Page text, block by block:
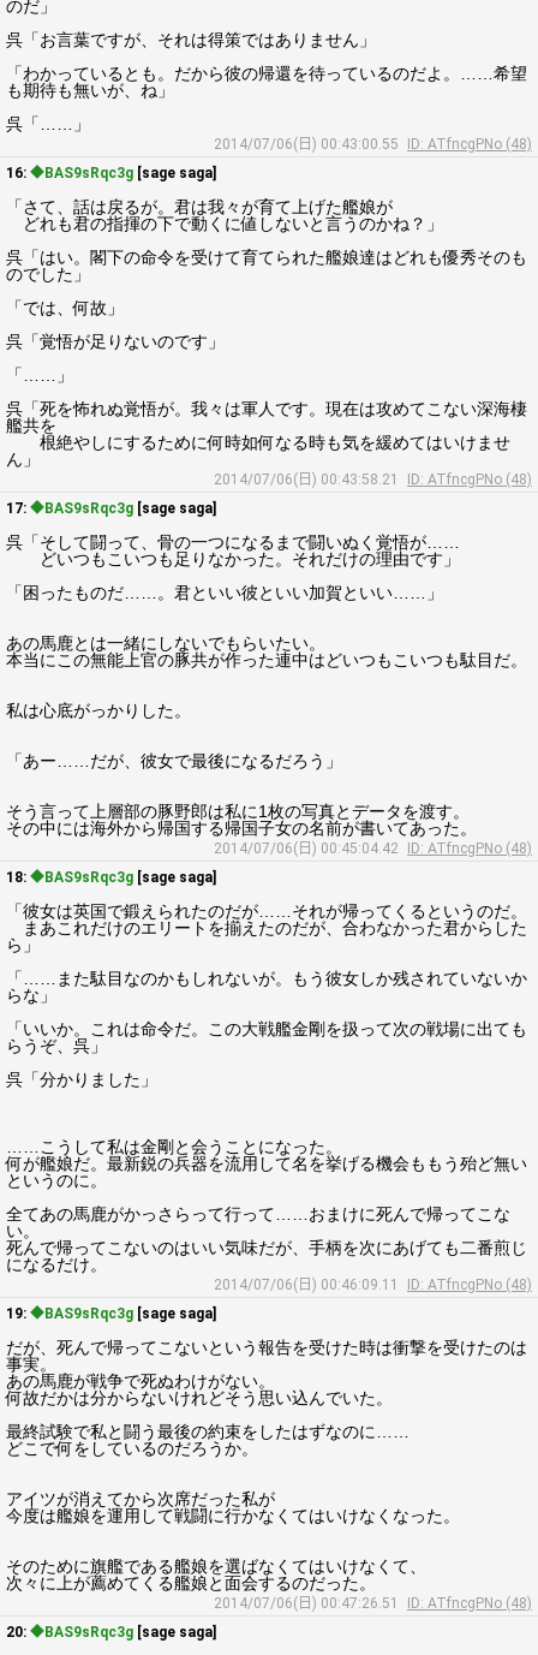
のだ」
呉「お言葉ですが、それは得策ではありません」
「わかっているとも。だから彼の帰還を待っているのだよ。……希望
も期待も無いが、ね」
呉「……」
2014/07/06(日) 00:43:00.55
ID: ATfncgPNo (48)
16: ◆BAS9sRqc3g [sage saga]
「さて、話は戻るが。君は我々が育て上げた艦娘が
どれも君の指揮の下で動くに値しないと言うのかね？」
呉「はい。閣下の命令を受けて育てられた艦娘達はどれも優秀そのも
のでした」
「では、何故」
呉「覚悟が足りないのです」
「……」
呉「死を怖れぬ覚悟が。我々は軍人です。現在は攻めてこない深海棲
艦共を
根絶やしにするために何時如何なる時も気を緩めてはいけませ
ん」
2014/07/06(日) 00:43:58.21
ID: ATfncgPNo (48)
17: ◆BAS9sRqc3g [sage saga]
呉「そして闘って、骨の一つになるまで闘いぬく覚悟が……
どいつもこいつも足りなかった。それだけの理由です」
「困ったものだ……。君といい彼といい加賀といい……」
あの馬鹿とは一緒にしないでもらいたい。
本当にこの無能上官の豚共が作った連中はどいつもこいつも駄目だ。
私は心底がっかりした。
「あー……だが、彼女で最後になるだろう」
そう言って上層部の豚野郎は私に1枚の写真とデータを渡す。
その中には海外から帰国する帰国子女の名前が書いてあった。
2014/07/06(日) 00:45:04.42
ID: ATfncgPNo (48)
18: ◆BAS9sRqc3g [sage saga]
「彼女は英国で鍛えられたのだが……それが帰ってくるというのだ。
まあこれだけのエリートを揃えたのだが、合わなかった君からした
ら」
「……また駄目なのかもしれないが。もう彼女しか残されていないか
らな」
「いいか。これは命令だ。この大戦艦金剛を扱って次の戦場に出ても
らうぞ、呉」
呉「分かりました」
……こうして私は金剛と会うことになった。
何が艦娘だ。最新鋭の兵器を流用して名を挙げる機会ももう殆ど無い
というのに。
全てあの馬鹿がかっさらって行って……おまけに死んで帰ってこな
い。
死んで帰ってこないのはいい気味だが、手柄を次にあげても二番煎じ
になるだけ。
2014/07/06(日) 00:46:09.11
ID: ATfncgPNo (48)
19: ◆BAS9sRqc3g [sage saga]
だが、死んで帰ってこないという報告を受けた時は衝撃を受けたのは
事実。
あの馬鹿が戦争で死ぬわけがない。
何故だかは分からないけれどそう思い込んでいた。
最終試験で私と闘う最後の約束をしたはずなのに……
どこで何をしているのだろうか。
アイツが消えてから次席だった私が
今度は艦娘を運用して戦闘に行かなくてはいけなくなった。
そのために旗艦である艦娘を選ばなくてはいけなくて、
次々に上が薦めてくる艦娘と面会するのだった。
2014/07/06(日) 00:47:26.51
ID: ATfncgPNo (48)
20: ◆BAS9sRqc3g [sage saga]